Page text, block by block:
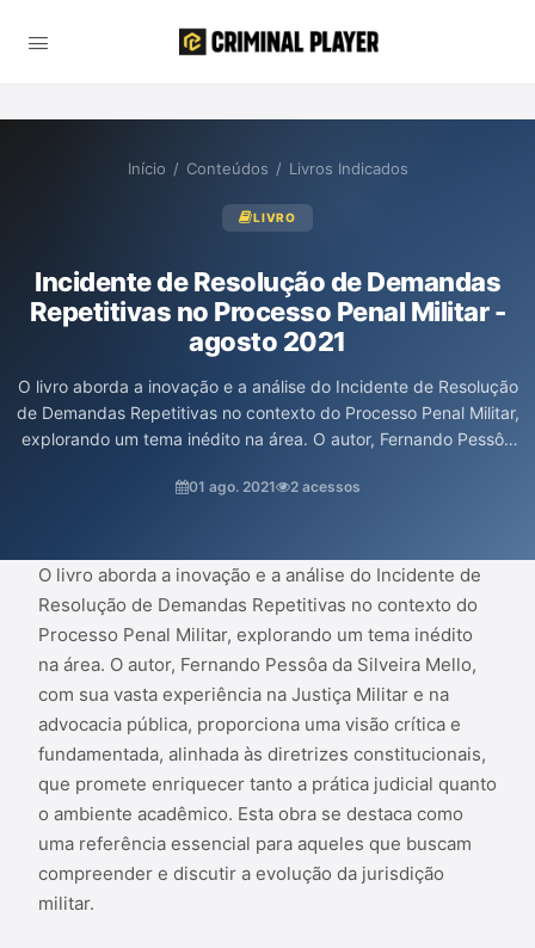
Início / Conteúdos / Livros Indicados
LIVRO
Incidente de Resolução de Demandas
Repetitivas no Processo Penal Militar -
agosto 2021
O livro aborda a inovação e a análise do Incidente de Resolução
de Demandas Repetitivas no contexto do Processo Penal Militar,
explorando um tema inédito na área. O autor, Fernando Pessôa
na advocacia pública, proporciona uma visão crítica e
acadêmico. Esta obra se destaca como uma referência essencial
para aq...
01 ago. 2021 2 acessos
O livro aborda a inovação e a análise do Incidente de
Resolução de Demandas Repetitivas no contexto do
Processo Penal Militar, explorando um tema inédito
na área. O autor, Fernando Pessôa da Silveira Mello,
com sua vasta experiência na Justiça Militar e na
advocacia pública, proporciona uma visão crítica e
fundamentada, alinhada às diretrizes constitucionais,
que promete enriquecer tanto a prática judicial quanto
o ambiente acadêmico. Esta obra se destaca como
uma referência essencial para aqueles que buscam
compreender e discutir a evolução da jurisdição
militar.